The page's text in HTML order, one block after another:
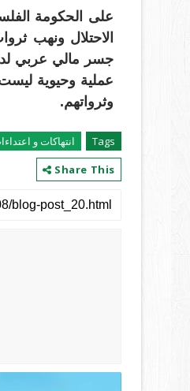
على الحكومة
الاحتلال ونهب
جسر مالي عربي
عملية وحيوية
وثرواتهم.
Tags انتهاكات و
Share This